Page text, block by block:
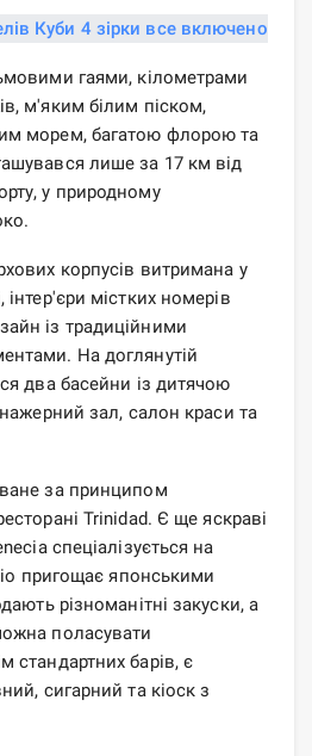
гаями, кілометрами
м'яким білим піском,
морем, багатою флорою та
лише за 17 км від
у природному
корпусів витримана у
містких номерів
із традиційними
На доглянутій
два басейни із дитячою
зал, салон краси та
за принципом
Trinidad. Є ще яскраві
спеціалізується на
пригощає японськими
різноманітні закуски, а
поласувати
стандартних барів, є
сигарний та кіоск з